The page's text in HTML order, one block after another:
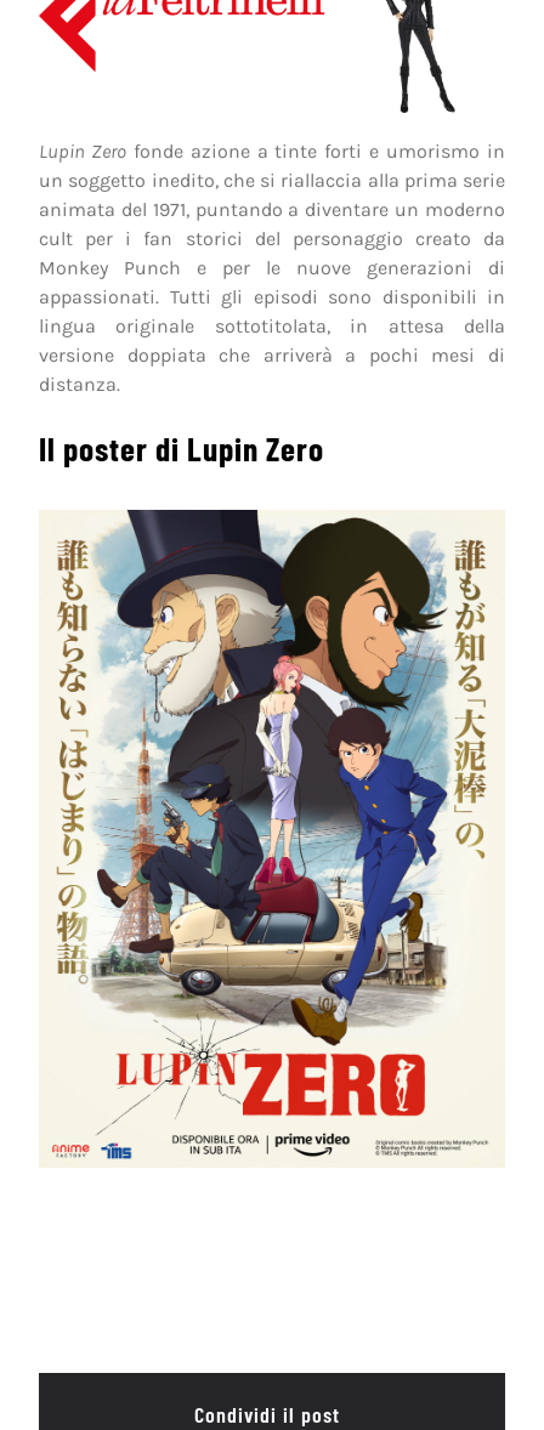
Lupin Zerofonde azione a tinte forti e umorismo in
un soggetto inedito, che si riallaccia alla prima serie
animata del 1971, puntando a diventare un moderno
cult per i fan storici del personaggio creato da
Monkey Punch e per le nuove generazioni di
appassionati. Tutti gli episodi sono disponibili in
lingua originale sottotitolata, in attesa della
versione doppiata che arriverà a pochi mesi di
distanza.
Il poster di Lupin Zero
Condividi il post